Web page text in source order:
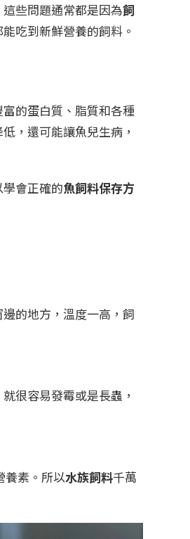
些問題通常都是因為飼
吃到新鮮營養的飼料。
的蛋白質、脂質和各種
，還可能讓魚兒生病，
會正確的魚飼料保存方
的地方，溫度一高，飼
很容易發霉或是長蟲，
養素。所以水族飼料千萬